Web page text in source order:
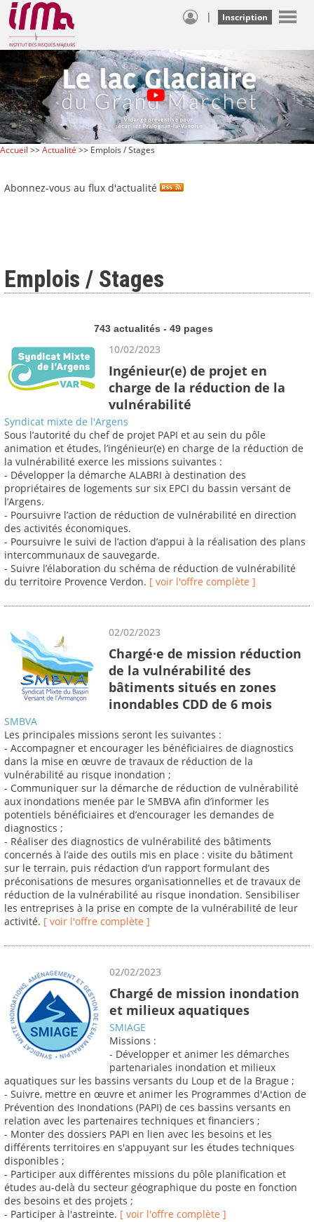
| Inscription
Accueil >>Actualité >> Emplois / Stages
Abonnez-vous au flux d'actualité
Emplois / Stages
743 actualités - 49 pages
10/02/2023
Ingénieur(e) de projet en
charge de la réduction de la
vulnérabilité
Syndicat mixte de l'Argens
Sous l’autorité du chef de projet PAPI et au sein du pôle
animation et études, l’ingénieur(e) en charge de la réduction de
la vulnérabilité exerce les missions suivantes :
- Développer la démarche ALABRI à destination des
propriétaires de logements sur six EPCI du bassin versant de
l’Argens.
- Poursuivre l’action de réduction de vulnérabilité en direction
des activités économiques.
- Poursuivre le suivi de l’action d’appui à la réalisation des plans
intercommunaux de sauvegarde.
- Suivre l’élaboration du schéma de réduction de vulnérabilité
du territoire Provence Verdon. [ voir l'offre complète ]
02/02/2023
Chargé·e de mission réduction
de la vulnérabilité des
bâtiments situés en zones
inondables CDD de 6 mois
SMBVA
Les principales missions seront les suivantes :
- Accompagner et encourager les bénéficiaires de diagnostics
dans la mise en œuvre de travaux de réduction de la
vulnérabilité au risque inondation ;
- Communiquer sur la démarche de réduction de vulnérabilité
aux inondations menée par le SMBVA afin d’informer les
potentiels bénéficiaires et d’encourager les demandes de
diagnostics ;
- Réaliser des diagnostics de vulnérabilité des bâtiments
concernés à l’aide des outils mis en place : visite du bâtiment
sur le terrain, puis rédaction d’un rapport formulant des
préconisations de mesures organisationnelles et de travaux de
réduction de la vulnérabilité au risque inondation. Sensibiliser
les entreprises à la prise en compte de la vulnérabilité de leur
activité. [ voir l'offre complète ]
02/02/2023
Chargé de mission inondation
et milieux aquatiques
SMIAGE
Missions :
- Développer et animer les démarches
partenariales inondation et milieux
aquatiques sur les bassins versants du Loup et de la Brague ;
- Suivre, mettre en œuvre et animer les Programmes d'Action de
Prévention des Inondations (PAPI) de ces bassins versants en
relation avec les partenaires techniques et financiers ;
- Monter des dossiers PAPI en lien avec les besoins et les
différents territoires en s'appuyant sur les études techniques
disponibles ;
- Participer aux différentes missions du pôle planification et
études au-delà du secteur géographique du poste en fonction
des besoins et des projets ;
- Participer à l'astreinte. [ voir l'offre complète ]